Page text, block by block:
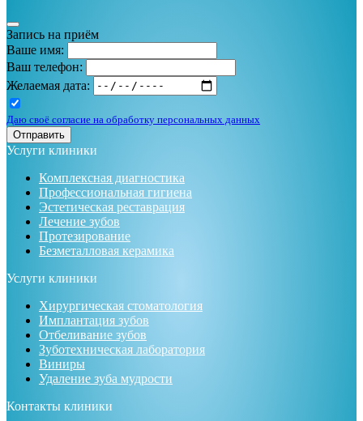
Запись на приём
Ваше имя:
Ваш телефон:
Желаемая дата:
Даю своё согласие на обработку персональных данных
Отправить
Услуги клиники
Комплексная диагностика
Профессиональная гигиена
Эстетическая реставрация
Лечение зубов
Протезирование
Безметалловая керамика
Услуги клиники
Хирургическая стоматология
Имплантация зубов
Отбеливание зубов
Зуботехническая лаборатория
Виниры
Удаление зуба мудрости
Контакты клиники